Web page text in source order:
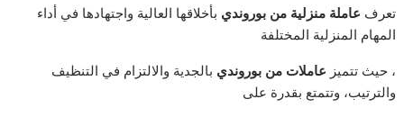
تعرف عاملة منزلية من بوروندي بأخلاقها العالية واجتهادها في أداء
المهام المنزلية المختلفة
، حيث تتميز عاملات من بوروندي بالجدية والالتزام في التنظيف
والترتيب، وتتمتع بقدرة على